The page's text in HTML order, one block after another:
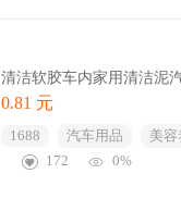
清洁软胶车内家用清洁泥
0.81 元
1688 汽车用品 美容
172
0%